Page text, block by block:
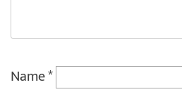
Name*